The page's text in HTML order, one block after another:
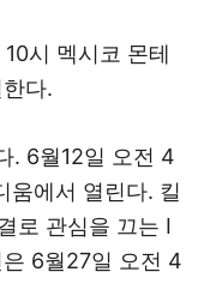
시 멕시코 몬테
다.
. 6월12일 오전 4
움에서 열린다. 킬
로 관심을 끄는 I
6월27일 오전 4